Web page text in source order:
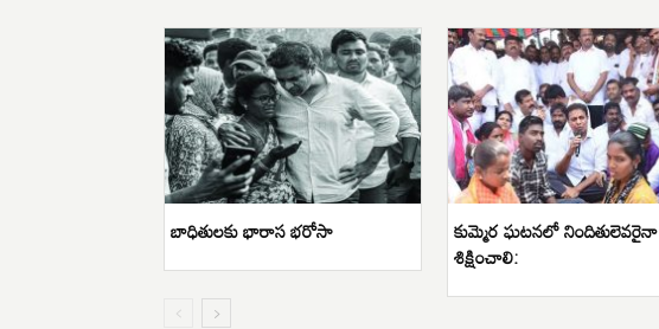
బాధితులకు భారాస భరోసా కుమ్మెర ఘటనలో నిందితులెవరైనా
శిక్షించాలి: